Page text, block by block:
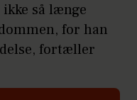
så længe
for han
fortæller